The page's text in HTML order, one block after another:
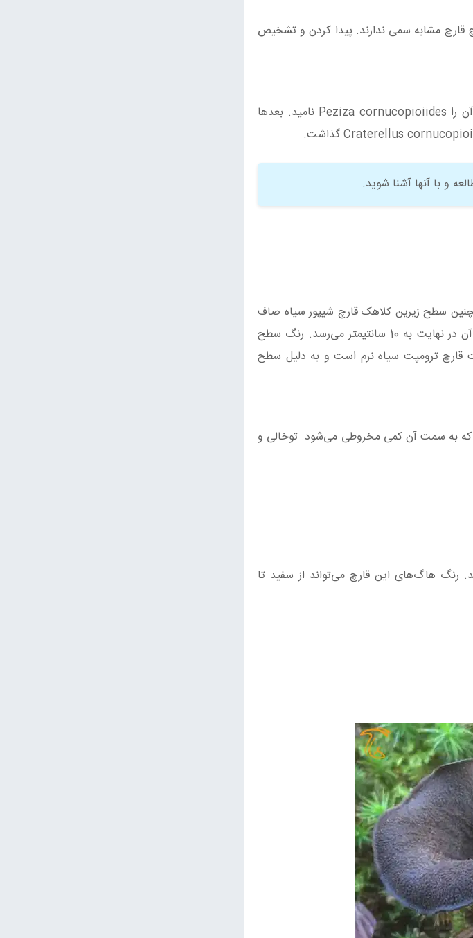
قارچ مشابه سمی ندارند. پیدا کردن و تشخیص
(گیاه شناس معروف سوئدی) این گونه را در سال 1753 ثبت کرد و آن را Peziza cornucopioiides نامید. بعدها
و با آنها آشنا شوید.
سطح زیرین کلاهک قارچ شیپور سیاه صاف
کمی چروکیده است و آبشش، دندان و منافذ ندارد. قطر آن از 4 تا 8 سانتیمتر و بلندی آن در نهایت به 10 سانتیمتر می‌رسد. رنگ سطح
قارچ ترومپت سیاه نرم است و به دلیل سطح
که به سمت آن کمی مخروطی می‌شود. توخالی و
رنگ هاگ‌های این قارچ می‌تواند از سفید تا